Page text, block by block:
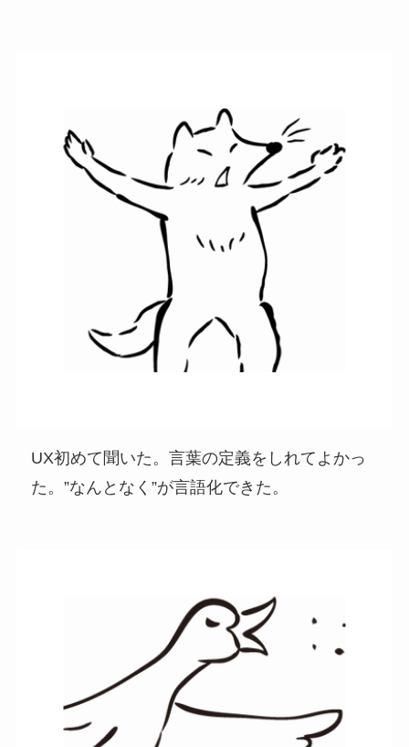
UX初めて聞いた。言葉の定義をしれてよかっ
た。”なんとなく”が言語化できた。​